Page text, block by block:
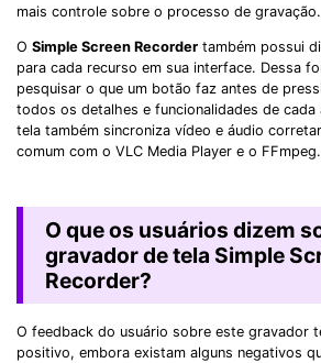
mais controle sobre o processo de gravação.
O Simple Screen Recorder também possui
para cada recurso em sua interface. Dessa
pesquisar o que um botão faz antes de
todos os detalhes e funcionalidades de
tela também sincroniza vídeo e áudio
comum com o VLC Media Player e o FFmpeg.
O que os usuários dizem
gravador de tela Simple
Recorder?
O feedback do usuário sobre este gravador
positivo, embora existam alguns negativos